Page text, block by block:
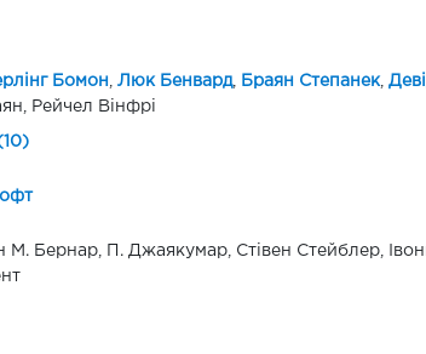
Бомон Люк Бенвард, Браян Степанек,
Рейчел Вінфрі
М. Бернар, П. Джаякумар, Стівен Стейблер,